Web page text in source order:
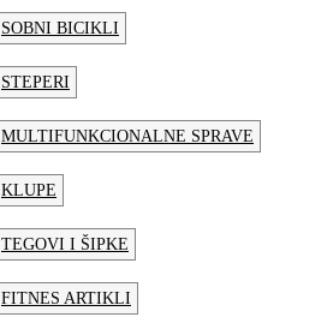
SOBNI BICIKLI
STEPERI
MULTIFUNKCIONALNE SPRAVE
KLUPE
TEGOVI I ŠIPKE
FITNES ARTIKLI